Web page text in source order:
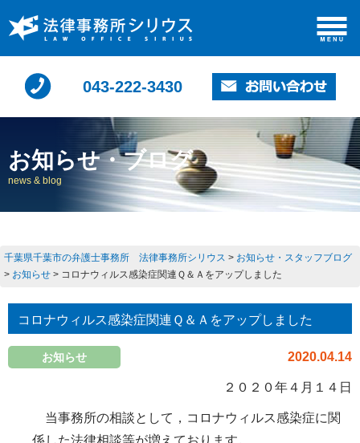
043-222-3430
お知らせ・ブログ
news & blog
千葉県千葉市の弁護士事務所 法律事務所シリウス > お知らせ・スタッフブログ
> お知らせ > コロナウィルス感染症関連Ｑ＆Ａをアップしました
コロナウィルス感染症関連Ｑ＆Ａをアップしました
2020.04.14
お知らせ
２０２０年４月１４日
当事務所の相談として，コロナウィルス感染症に関
係した法律相談等が増えております。